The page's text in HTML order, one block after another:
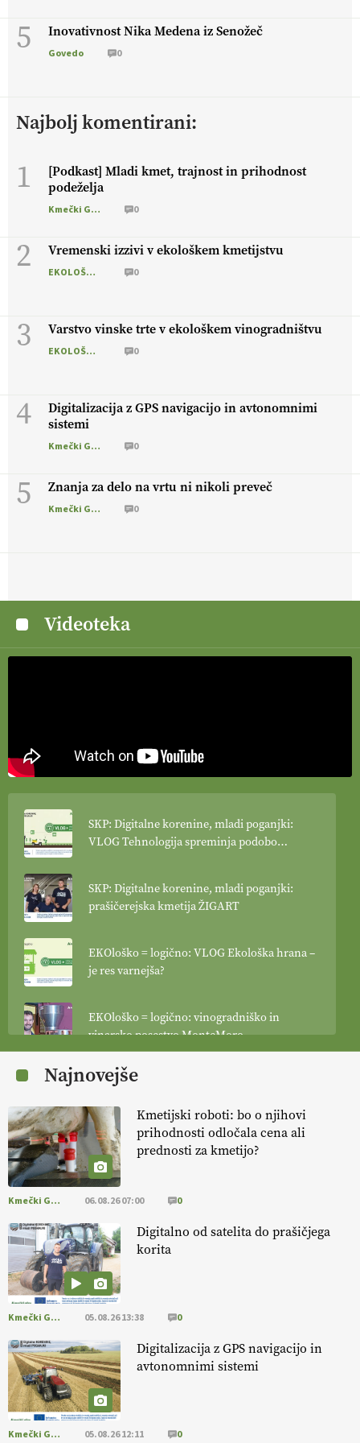
5 Inovativnost Nika Medena iz Senožeč
Govedo 0
Najbolj komentirani:
1
[Podkast] Mladi kmet, trajnost in prihodnost
podeželja
Kmečki Glas 0
2 Vremenski izzivi v ekološkem kmetijstvu
EKOLOŠKO LOGIČNO 0
3 Varstvo vinske trte v ekološkem vinogradništvu
EKOLOŠKO LOGIČNO 0
4
Digitalizacija z GPS navigacijo in avtonomnimi
sistemi
Kmečki Glas 0
5 Znanja za delo na vrtu ni nikoli preveč
Kmečki Glas 0
Videoteka
SKP: Digitalne korenine, mladi poganjki:
VLOG Tehnologija spreminja podobo
SKP: Digitalne korenine, mladi poganjki:
prašičerejska kmetija ŽIGART
EKOloško = logično: VLOG Ekološka hrana –
je res varnejša?
EKOloško = logično: vinogradniško in
vinarsko posestvo MonteMoro
EKOloško = logično: ekološka kmetija
EKOloško = logično: ekološka kmetija
HOMAR
EKOloško = logično: VLOG Ekološko
kmetijstvo brez škropljenja?
EKOloško = logično: ekološka kmetija
ALTENBAHER
EKOloško = logično: ekološko oljarstvo
MORGAN
EKOloško = logično: ekološka kmetija
FREŠER
Najnovejše
Kmetijski roboti: bo o njihovi
prihodnosti odločala cena ali
prednosti za kmetijo?
Kmečki Glas 06.08.26 07:00 0
Digitalno od satelita do prašičjega
korita
Kmečki Glas 05.08.26 13:38 0
Digitalizacija z GPS navigacijo in
avtonomnimi sistemi
Kmečki Glas 05.08.26 12:11 0